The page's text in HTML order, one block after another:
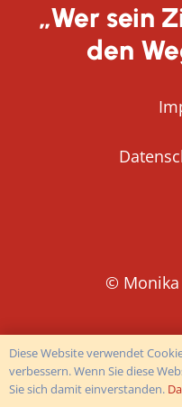
„Wer sein
den
© Monika
Diese Website verwendet
verbessern. Wenn Sie diese
Sie sich damit einverstanden.